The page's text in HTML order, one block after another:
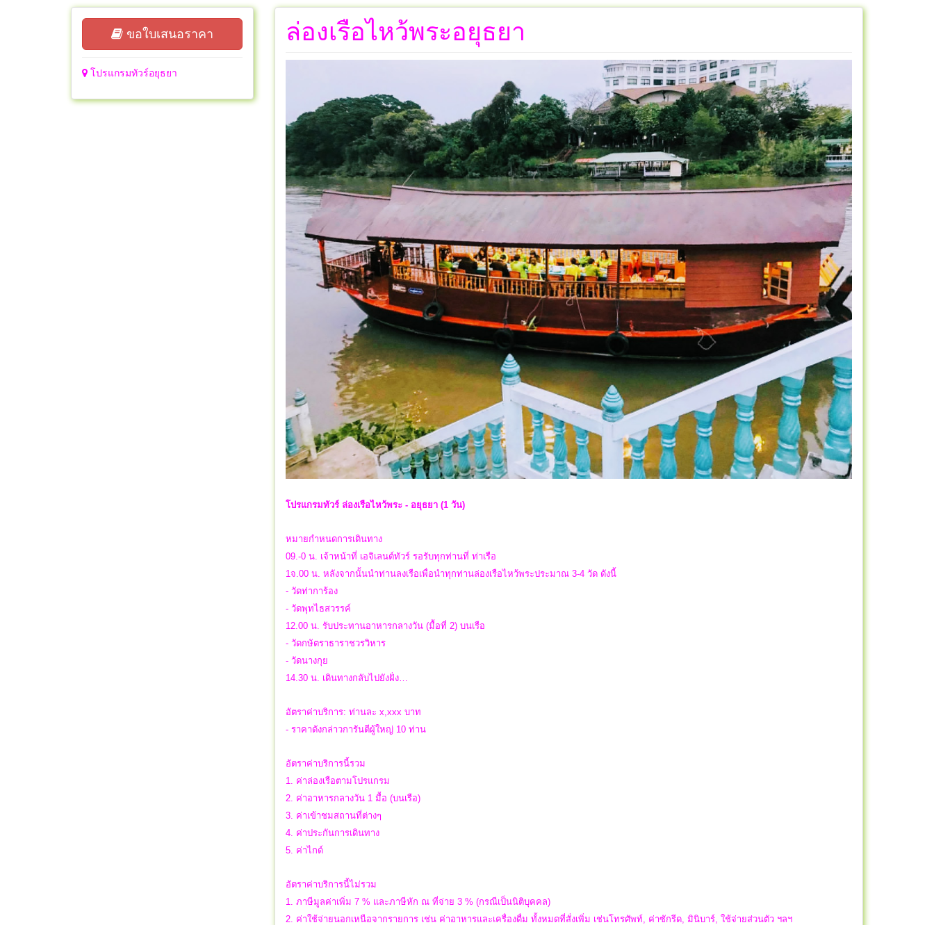
ขอใบเสนอราคา
โปรแกรมทัวร์อยุธยา
ล่องเรือไหว้พระอยุธยา
โปรแกรมทัวร์ ล่องเรือไหว้พระ - อยุธยา (1 วัน)
หมายกำหนดการเดินทาง
09.-0 น. เจ้าหน้าที่ เอจิเลนต์ทัวร์ รอรับทุกท่านที่ ท่าเรือ
1จ.00 น. หลังจากนั้นนำท่านลงเรือเพื่อนำทุกท่านล่องเรือไหว้พระประมาณ 3-4 วัด ดังนี้
- วัดท่าการ้อง
- วัดพุทไธสวรรค์
12.00 น. รับประทานอาหารกลางวัน (มื้อที่ 2) บนเรือ
- วัดกษัตราธาราชวรวิหาร
- วัดนางกุย
14.30 น. เดินทางกลับไปยังฝั่ง…
อัตราค่าบริการ: ท่านละ x,xxx บาท
- ราคาดังกล่าวการันตีผู้ใหญ่ 10 ท่าน
อัตราค่าบริการนี้รวม
1. ค่าล่องเรือตามโปรแกรม
2. ค่าอาหารกลางวัน 1 มื้อ (บนเรือ)
3. ค่าเข้าชมสถานที่ต่างๆ
4. ค่าประกันการเดินทาง
5. ค่าไกด์
อัตราค่าบริการนี้ไม่รวม
1. ภาษีมูลค่าเพิ่ม 7 % และภาษีหัก ณ ที่จ่าย 3 % (กรณีเป็นนิติบุคคล)
2. ค่าใช้จ่ายนอกเหนือจากรายการ เช่น ค่าอาหารและเครื่องดื่ม ทั้งหมดที่สั่งเพิ่ม เช่นโทรศัพท์, ค่าซักรีด, มินิบาร์, ใช้จ่ายส่วนตัว ฯลฯ